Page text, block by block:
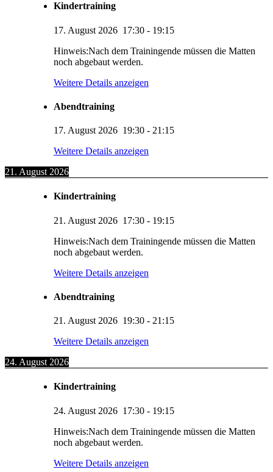
Kindertraining
17. August 2026 17:30 - 19:15
Hinweis:Nach dem Trainingende müssen die Matten
noch abgebaut werden.
Weitere Details anzeigen
Abendtraining
17. August 2026 19:30 - 21:15
Weitere Details anzeigen
21. August 2026
Kindertraining
21. August 2026 17:30 - 19:15
Hinweis:Nach dem Trainingende müssen die Matten
noch abgebaut werden.
Weitere Details anzeigen
Abendtraining
21. August 2026 19:30 - 21:15
Weitere Details anzeigen
24. August 2026
Kindertraining
24. August 2026 17:30 - 19:15
Hinweis:Nach dem Trainingende müssen die Matten
noch abgebaut werden.
Weitere Details anzeigen